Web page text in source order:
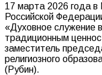
17 марта 2026 года
Российской
«Духовное служение
традиционным
заместитель
религиозного
(Рубин).